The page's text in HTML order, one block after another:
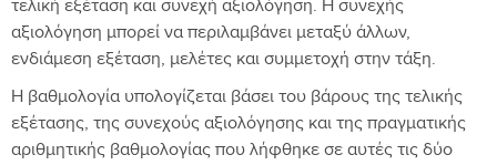
τελική εξέταση και συνεχή αξιολόγηση. Η συνεχής
αξιολόγηση μπορεί να περιλαμβάνει μεταξύ άλλων,
ενδιάμεση εξέταση, μελέτες και συμμετοχή στην τάξη.
Η βαθμολογία υπολογίζεται βάσει του βάρους της τελικής
εξέτασης, της συνεχούς αξιολόγησης και της πραγματικής
αριθμητικής βαθμολογίας που λήφθηκε σε αυτές τις δύο